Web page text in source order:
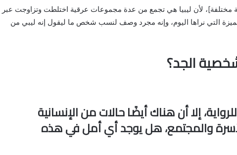
مختلفة]، لأن ليبيا هي تجمع من عدة مجموعات عرقية اختلطت وتزاوجت عبر
التي نراها اليوم، وإنه مجرد وصف لنسب شخص ما ليقول إنه ليبي من
الجد؟
إلا أن هناك أيضًا حالات من الإنسانية
والمجتمع، هل يوجد أي أمل في هذه